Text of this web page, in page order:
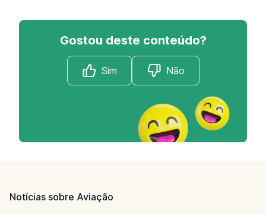
Gostou deste conteúdo?
Sim Não
Notícias sobre Aviação